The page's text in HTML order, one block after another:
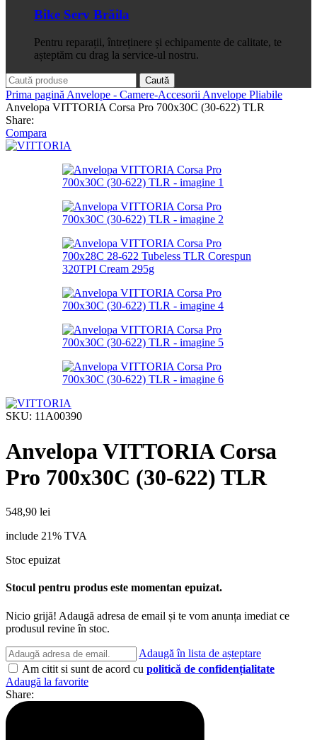
Bike Serv Brăila
Pentru reparații, întreținere și echipamente de calitate, te
așteptăm cu drag la service-ul nostru.
Caută
Prima pagină Anvelope - Camere-Accesorii Anvelope Pliabile
Anvelopa VITTORIA Corsa Pro 700x30C (30-622) TLR
Share:
Compara
SKU: 11A00390
Anvelopa VITTORIA Corsa
Pro 700x30C (30-622) TLR
548,90 lei
include 21% TVA
Stoc epuizat
Stocul pentru produs este momentan epuizat.
Nicio grijă! Adaugă adresa de email și te vom anunța imediat ce
produsul revine în stoc.
Adaugă în lista de așteptare
Am citit si sunt de acord cu politică de confidențialitate
Adaugă la favorite
Share: